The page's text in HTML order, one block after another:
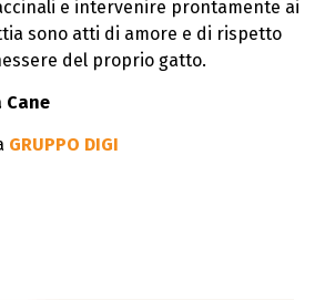
e intervenire prontamente ai
sono atti di amore e di rispetto
del proprio gatto.
Cane
GRUPPO DIGI